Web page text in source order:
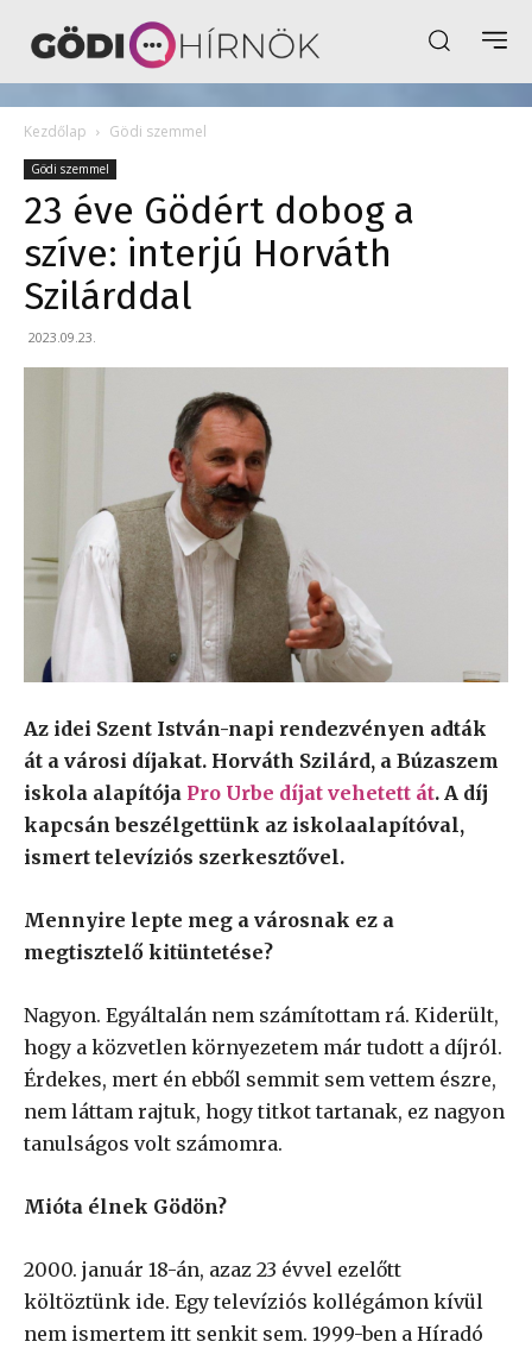
Kezdőlap Gödi szemmel
Gödi szemmel
23 éve Gödért dobog a
szíve: interjú Horváth
Szilárddal
2023.09.23.
Az idei Szent István-napi rendezvényen adták
át a városi díjakat. Horváth Szilárd, a Búzaszem
iskola alapítója Pro Urbe díjat vehetett át. A díj
kapcsán beszélgettünk az iskolaalapítóval,
ismert televíziós szerkesztővel.
Mennyire lepte meg a városnak ez a
megtisztelő kitüntetése?
Nagyon. Egyáltalán nem számítottam rá. Kiderült,
hogy a közvetlen környezetem már tudott a díjról.
Érdekes, mert én ebből semmit sem vettem észre,
nem láttam rajtuk, hogy titkot tartanak, ez nagyon
tanulságos volt számomra.
Mióta élnek Gödön?
2000. január 18-án, azaz 23 évvel ezelőtt
költöztünk ide. Egy televíziós kollégámon kívül
nem ismertem itt senkit sem. 1999-ben a Híradó